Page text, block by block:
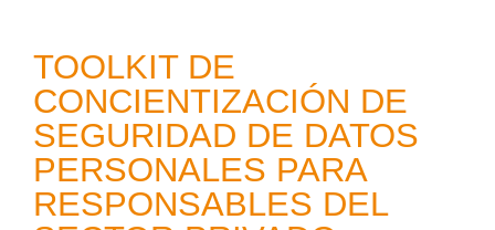
TOOLKIT DE
CONCIENTIZACIÓN DE
SEGURIDAD DE DATOS
PERSONALES PARA
RESPONSABLES DEL